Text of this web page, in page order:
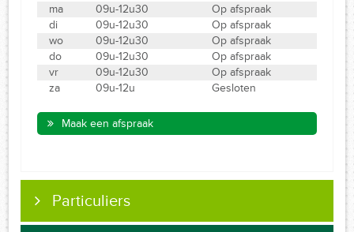
ma 09u-12u30
Op afspraak
di
09u-12u30
Op afspraak
wo
09u-12u30
Op afspraak
do
09u-12u30
Op afspraak
vr
09u-12u30
Op afspraak
za
09u-12u Gesloten
Maak een afspraak
Particuliers